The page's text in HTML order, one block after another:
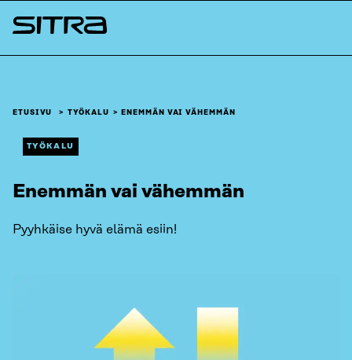
Siirry
suoraan
Sitra
ETUSIVU TYÖKALU ENEMMÄN VAI VÄHEMMÄN
TYÖKALU
Enemmän vai vähemmän
Pyyhkäise hyvä elämä esiin!